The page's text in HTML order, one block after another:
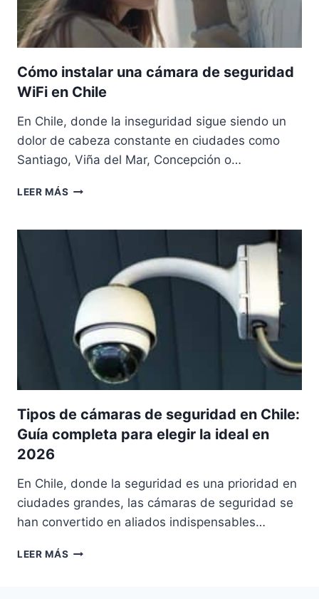
Cómo instalar una cámara de seguridad
WiFi en Chile
En Chile, donde la inseguridad sigue siendo un
dolor de cabeza constante en ciudades como
Santiago, Viña del Mar, Concepción o…
LEER MÁS CÓMO
CÁMARA
CHILE
Tipos de cámaras de seguridad en Chile:
Guía completa para elegir la ideal en
2026
En Chile, donde la seguridad es una prioridad en
ciudades grandes, las cámaras de seguridad se
han convertido en aliados indispensables…
LEER MÁS TIPOS